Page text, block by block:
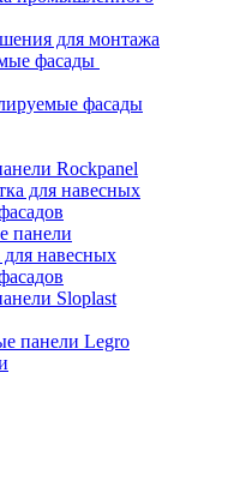
для монтажа
фасады
фасады
Rockpanel
для навесных
панели
для навесных
Sloplast
панели Legro